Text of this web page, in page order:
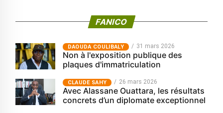
FANICO
‎DAOUDA COULIBALY 31 mars 2026
Non à l'exposition publique des
plaques d'immatriculation
CLAUDE SAHY 26 mars 2026
Avec Alassane Ouattara, les résultats
concrets d’un diplomate exceptionnel